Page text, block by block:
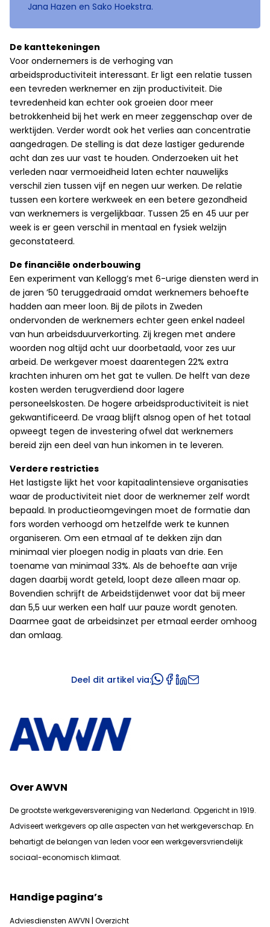
Jana Hazen en Sako Hoekstra.
De kanttekeningen
Voor ondernemers is de verhoging van
arbeidsproductiviteit interessant. Er ligt een relatie tussen
een tevreden werknemer en zijn productiviteit. Die
tevredenheid kan echter ook groeien door meer
betrokkenheid bij het werk en meer zeggenschap over de
werktijden. Verder wordt ook het verlies aan concentratie
aangedragen. De stelling is dat deze lastiger gedurende
acht dan zes uur vast te houden. Onderzoeken uit het
verleden naar vermoeidheid laten echter nauwelijks
verschil zien tussen vijf en negen uur werken. De relatie
tussen een kortere werkweek en een betere gezondheid
van werknemers is vergelijkbaar. Tussen 25 en 45 uur per
week is er geen verschil in mentaal en fysiek welzijn
geconstateerd.
De financiële onderbouwing
Een experiment van Kellogg’s met 6-urige diensten werd in
de jaren ’50 teruggedraaid omdat werknemers behoefte
hadden aan meer loon. Bij de pilots in Zweden
ondervonden de werknemers echter geen enkel nadeel
van hun arbeidsduurverkorting. Zij kregen met andere
woorden nog altijd acht uur doorbetaald, voor zes uur
arbeid. De werkgever moest daarentegen 22% extra
krachten inhuren om het gat te vullen. De helft van deze
kosten werden terugverdiend door lagere
personeelskosten. De hogere arbeidsproductiviteit is niet
gekwantificeerd. De vraag blijft alsnog open of het totaal
opweegt tegen de investering ofwel dat werknemers
bereid zijn een deel van hun inkomen in te leveren.
Verdere restricties
Het lastigste lijkt het voor kapitaalintensieve organisaties
waar de productiviteit niet door de werknemer zelf wordt
bepaald. In productieomgevingen moet de formatie dan
fors worden verhoogd om hetzelfde werk te kunnen
organiseren. Om een etmaal af te dekken zijn dan
minimaal vier ploegen nodig in plaats van drie. Een
toename van minimaal 33%. Als de behoefte aan vrije
dagen daarbij wordt geteld, loopt deze alleen maar op.
Bovendien schrijft de Arbeidstijdenwet voor dat bij meer
dan 5,5 uur werken een half uur pauze wordt genoten.
Daarmee gaat de arbeidsinzet per etmaal eerder omhoog
dan omlaag.
Deel dit artikel via:
Over AWVN
De grootste werkgeversvereniging van Nederland. Opgericht in 1919.
Adviseert werkgevers op alle aspecten van het werkgeverschap. En
behartigt de belangen van leden voor een werkgeversvriendelijk
sociaal-economisch klimaat.
Handige pagina’s
Adviesdiensten AWVN | Overzicht